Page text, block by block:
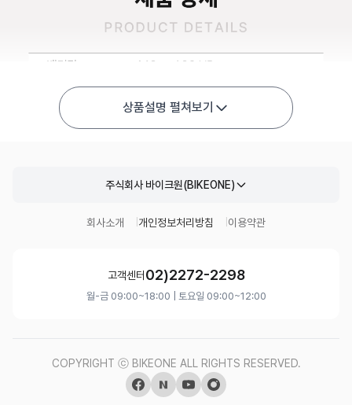
상품설명 펼쳐보기
주식회사 바이크원(BIKEONE)
회사소개 개인정보처리방침 이용약관
고객센터 02)2272-2298
월-금 09:00~18:00 | 토요일 09:00~12:00
COPYRIGHT ⓒ BIKEONE ALL RIGHTS RESERVED.